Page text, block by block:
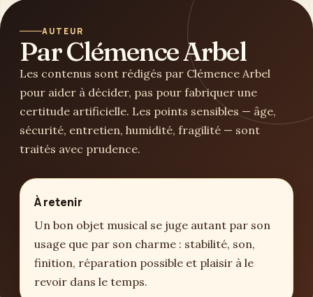
AUTEUR
Par Clémence Arbel
Les contenus sont rédigés par Clémence Arbel
pour aider à décider, pas pour fabriquer une
certitude artificielle. Les points sensibles — âge,
sécurité, entretien, humidité, fragilité — sont
traités avec prudence.
À retenir
Un bon objet musical se juge autant par son
usage que par son charme : stabilité, son,
finition, réparation possible et plaisir à le
revoir dans le temps.